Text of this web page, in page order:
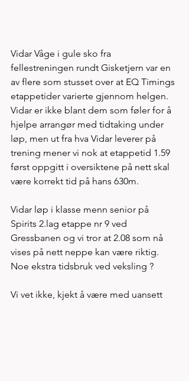
Vidar Våge i gule sko fra
fellestreningen rundt Gisketjern var en
av flere som stusset over at EQ Timings
etappetider varierte gjennom helgen.
Vidar er ikke blant dem som føler for å
hjelpe arrangør med tidtaking under
løp, men ut fra hva Vidar leverer på
trening mener vi nok at etappetid 1.59
først oppgitt i oversiktene på nett skal
være korrekt tid på hans 630m.
Vidar løp i klasse menn senior på
Spirits 2.lag etappe nr 9 ved
Gressbanen og vi tror at 2.08 som nå
vises på nett neppe kan være riktig.
Noe ekstra tidsbruk ved veksling ?
Vi vet ikke, kjekt å være med uansett